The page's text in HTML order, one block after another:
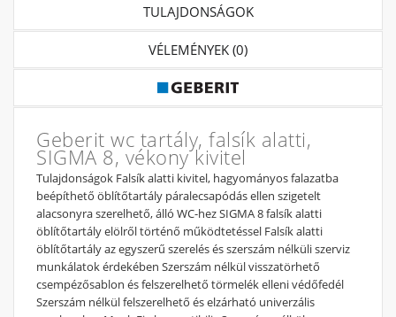
TULAJDONSÁGOK
VÉLEMÉNYEK (0)
Geberit wc tartály, falsík alatti,
SIGMA 8, vékony kivitel
Tulajdonságok Falsík alatti kivitel, hagyományos falazatba
beépíthető öblítőtartály páralecsapódás ellen szigetelt
alacsonyra szerelhető, álló WC-hez SIGMA 8 falsík alatti
öblítőtartály elölről történő működtetéssel Falsík alatti
öblítőtartály az egyszerű szerelés és szerszám nélküli szerviz
munkálatok érdekében Szerszám nélkül visszatörhető
csempézősablon és felszerelhető törmelék elleni védőfedél
Szerszám nélkül felszerelhető és elzárható univerzális